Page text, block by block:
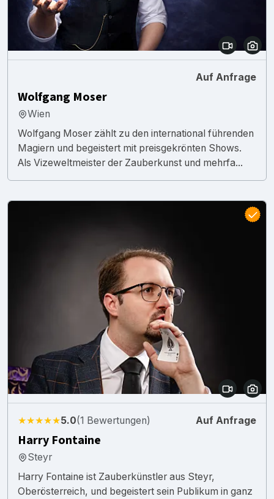
Auf Anfrage
Wolfgang Moser
Wien
Wolfgang Moser zählt zu den international führenden
Magiern und begeistert mit preisgekrönten Shows.
Als Vizeweltmeister der Zauberkunst und mehrfa...
★★★★★5.0(1 Bewertungen) Auf Anfrage
Harry Fontaine
Steyr
Harry Fontaine ist Zauberkünstler aus Steyr,
Oberösterreich, und begeistert sein Publikum in ganz